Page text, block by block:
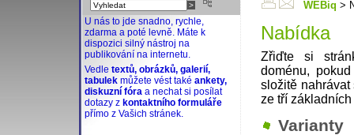
WEBiq >
Nabídka
Zřiďte si
doménu,
složitě
ze tří
Varianty
U nás to jde snadno, rychle,
zdarma a poté levně. Máte k
dispozici silný nástroj na
publikování na internetu.
Vedle textů, obrázků, galerií,
tabulek můžete vést také ankety,
diskuzní fóra a nechat si posílat
dotazy z kontaktního formuláře
přímo z Vašich stránek.